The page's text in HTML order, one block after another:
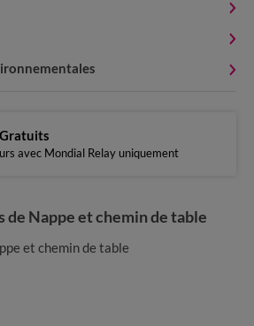
avec Mondial Relay uniquement
de Nappe et chemin de table
et chemin de table